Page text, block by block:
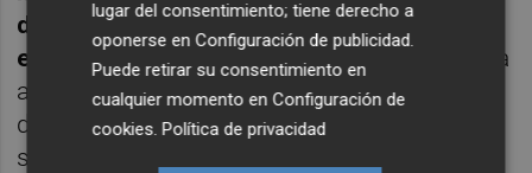
del norteamericano no supondría un
excesivo contratiempo a nivel deportivo
. La
aportación de Yunus tras el mundial fue
disminuyendo hasta el punto de acabar
siendo un suplente habitual.
lugar del consentimiento; tiene derecho a
oponerse enConfiguración de publicidad.
Puede retirar su consentimiento en
cualquier momento enConfiguración de
cookies.Política de privacidad